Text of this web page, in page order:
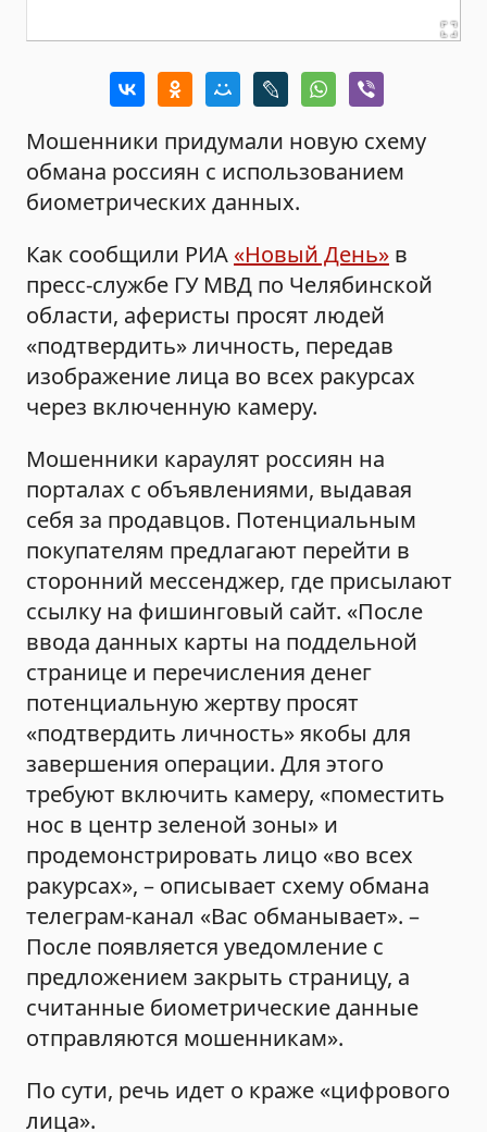
Мошенники придумали новую схему
обмана россиян с использованием
биометрических данных.
Как сообщили РИА«Новый День» в
пресс-службе ГУ МВД по Челябинской
области, аферисты просят людей
«подтвердить» личность, передав
изображение лица во всех ракурсах
через включенную камеру.
Мошенники караулят россиян на
порталах с объявлениями, выдавая
себя за продавцов. Потенциальным
покупателям предлагают перейти в
сторонний мессенджер, где присылают
ссылку на фишинговый сайт. «После
ввода данных карты на поддельной
странице и перечисления денег
потенциальную жертву просят
«подтвердить личность» якобы для
завершения операции. Для этого
требуют включить камеру, «поместить
нос в центр зеленой зоны» и
продемонстрировать лицо «во всех
ракурсах», – описывает схему обмана
телеграм-канал «Вас обманывает». –
После появляется уведомление с
предложением закрыть страницу, а
считанные биометрические данные
отправляются мошенникам».
По сути, речь идет о краже «цифрового
лица».